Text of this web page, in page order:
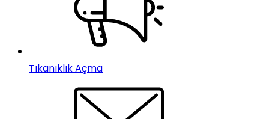
Tıkanıklık Açma